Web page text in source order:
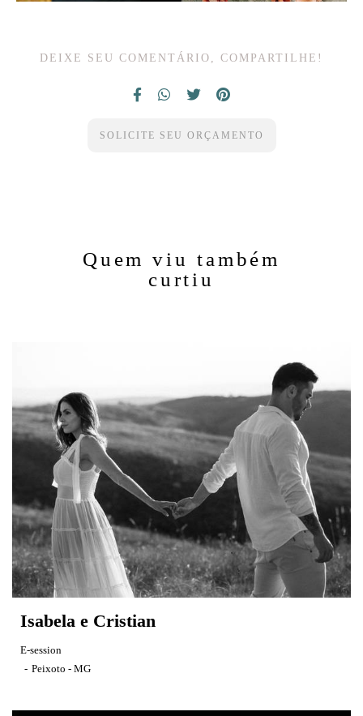
DEIXE SEU COMENTÁRIO, COMPARTILHE!
SOLICITE SEU ORÇAMENTO
Quem viu também
curtiu
Isabela e Cristian
E-session
Peixoto - MG